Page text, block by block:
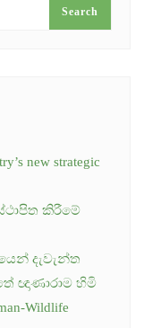
Search
new strategic
කිරීමේ
දැවැන්ත
ඥාණාරාම හිමි
Wildlife